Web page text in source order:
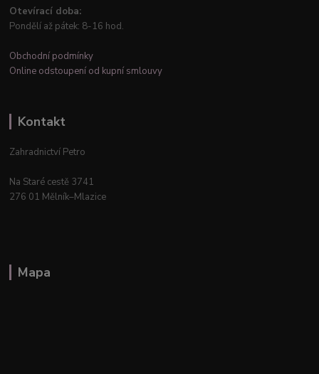
Otevírací doba:
Pondělí až pátek: 8-16 hod.
Obchodní podmínky
Online odstoupení od kupní smlouvy
Kontakt
Zahradnictví Petro
Na Staré cestě 3741
276 01 Mělník–Mlazice
Mapa